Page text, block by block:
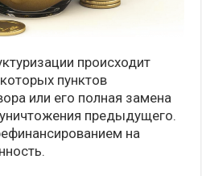
происходит
пунктов
или его полная замена
предыдущего.
на